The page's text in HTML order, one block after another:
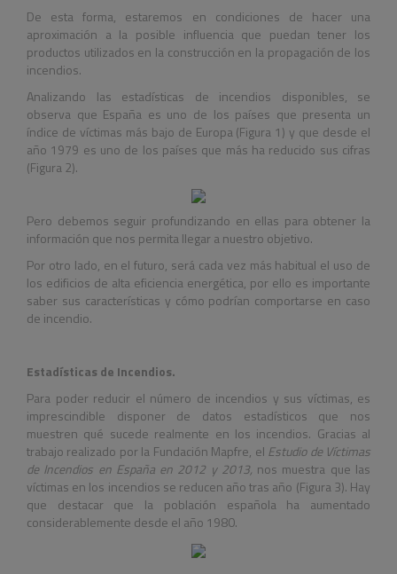
De esta forma, estaremos en condiciones de hacer una
aproximación a la posible influencia que puedan tener los
productos utilizados en la construcción en la propagación de los
incendios.
Analizando las estadísticas de incendios disponibles, se
observa que España es uno de los países que presenta un
índice de víctimas más bajo de Europa (Figura 1) y que desde el
año 1979 es uno de los países que más ha reducido sus cifras
(Figura 2).
Pero debemos seguir profundizando en ellas para obtener la
información que nos permita llegar a nuestro objetivo.
Por otro lado, en el futuro, será cada vez más habitual el uso de
los edificios de alta eficiencia energética, por ello es importante
saber sus características y cómo podrían comportarse en caso
de incendio.
Estadísticas de Incendios.
Para poder reducir el número de incendios y sus víctimas, es
imprescindible disponer de datos estadísticos que nos
muestren qué sucede realmente en los incendios. Gracias al
trabajo realizado por la Fundación Mapfre, el Estudio de Víctimas
de Incendios en España en 2012 y 2013, nos muestra que las
víctimas en los incendios se reducen año tras año (Figura 3). Hay
que destacar que la población española ha aumentado
considerablemente desde el año 1980.